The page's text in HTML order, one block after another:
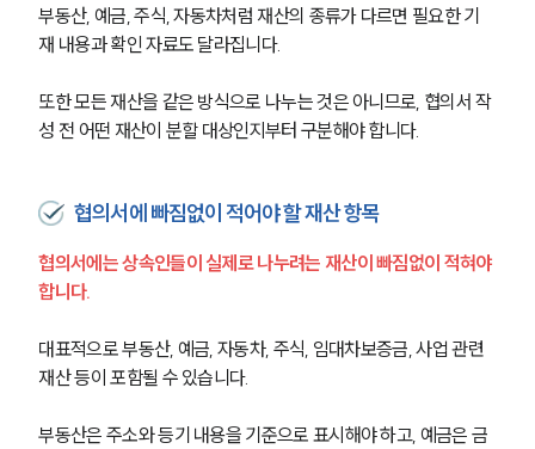
부동산, 예금, 주식, 자동차처럼 재산의 종류가 다르면 필요한 기
재 내용과 확인 자료도 달라집니다.
또한 모든 재산을 같은 방식으로 나누는 것은 아니므로, 협의서 작
성 전 어떤 재산이 분할 대상인지부터 구분해야 합니다.
협의서에 빠짐없이 적어야 할 재산 항목
협의서에는 상속인들이 실제로 나누려는 재산이 빠짐없이 적혀야
합니다.
대표적으로 부동산, 예금, 자동차, 주식, 임대차보증금, 사업 관련
재산 등이 포함될 수 있습니다.
부동산은 주소와 등기 내용을 기준으로 표시해야 하고, 예금은 금